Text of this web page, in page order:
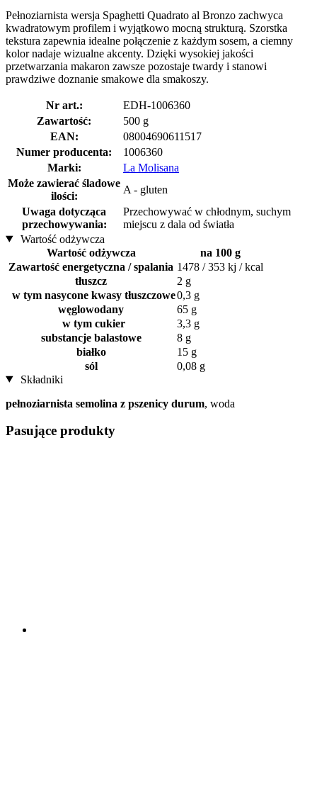
Pełnoziarnista wersja Spaghetti Quadrato al Bronzo zachwyca
kwadratowym profilem i wyjątkowo mocną strukturą. Szorstka
tekstura zapewnia idealne połączenie z każdym sosem, a ciemny
kolor nadaje wizualne akcenty. Dzięki wysokiej jakości
przetwarzania makaron zawsze pozostaje twardy i stanowi
prawdziwe doznanie smakowe dla smakoszy.
Nr art.:
EDH-1006360
Zawartość:
500 g
EAN:
08004690611517
Numer producenta:
1006360
Marki:
La Molisana
Może zawierać śladowe
ilości:
A - gluten
Uwaga dotycząca
przechowywania:
Przechowywać w chłodnym, suchym
miejscu z dala od światła
Wartość odżywcza
Wartość odżywcza
na 100 g
Zawartość energetyczna / spalania 1478 / 353 kj / kcal
tłuszcz
2 g
w tym nasycone kwasy tłuszczowe0,3 g
węglowodany
65 g
w tym cukier
3,3 g
substancje balastowe
8 g
białko
15 g
sól
0,08 g
Składniki
pełnoziarnista semolina z pszenicy durum, woda
Pasujące produkty